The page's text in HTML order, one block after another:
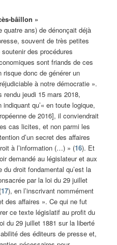
bâillon »
quatre ans) de dénonçait déjà
souvent de très petites
des procédures
sont friands de ces
risque donc de générer un
à notre démocratie ».
rendu jeudi 15 mars 2018,
qu’« en toute logique,
de 2016], il conviendrait
cas licites, et non parmi les
d’un secret des affaires
à l’information (…) » (16). Et
demandé au législateur et aux
droit fondamental qu’est la
par la loi du 29 juillet
17), en l’inscrivant nommément
des affaires ». Ce qui ne fut
ce texte législatif au profit du
du 29 juillet 1881 sur la liberté
des éditeurs de presse et,